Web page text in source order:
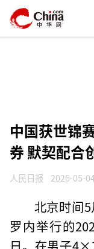
中国获世锦
券 默契配合
人民日报 2026-05-
北京时间
罗内举行的
日。在男子